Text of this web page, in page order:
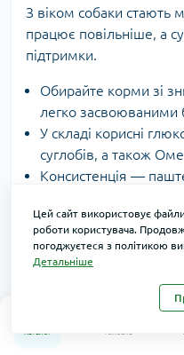
Каталог Головна
З віком собаки стають
працює повільніше, а
підтримки.
Обирайте корми зі
легко засвоюваними
У складі корисні
суглобів, а також
Консистенція —
Гарні варіанти: Royal
Monge Speciality
Алергіки та собаки з
Цей сайт використовує
роботи користувача.
погоджуєтеся з політикою
Детальніше